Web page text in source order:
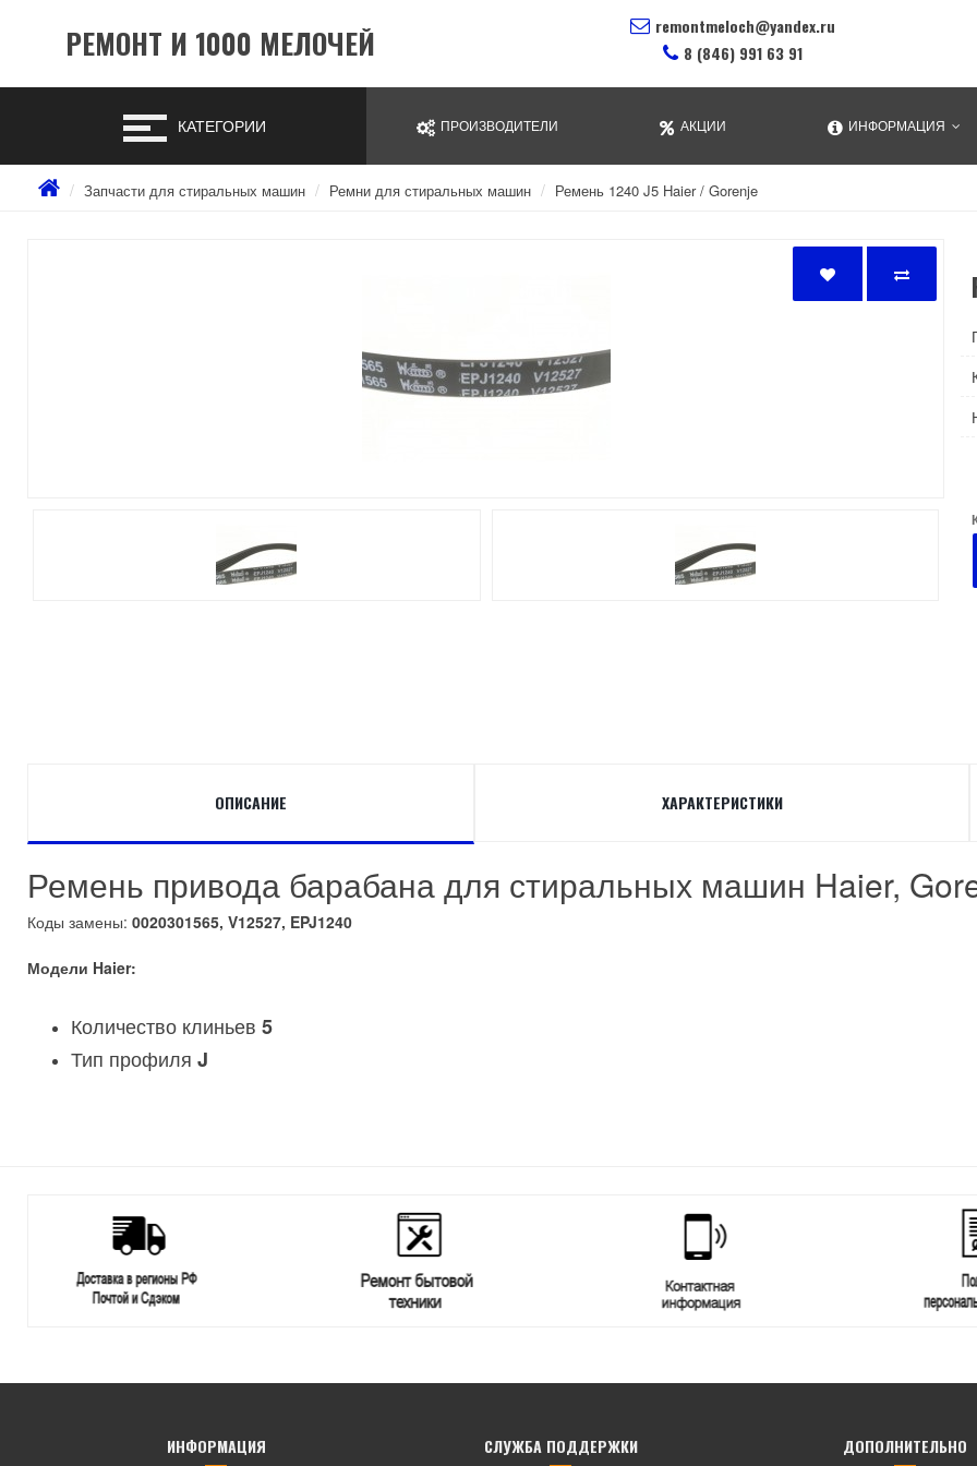
РЕМОНТ И 1000 МЕЛОЧЕЙ
remontmeloch@yandex.ru
8 (846) 991 63 91
КАТЕГОРИИ ПРОИЗВОДИТЕЛИ АКЦИИ ИНФОРМАЦИЯ
Запчасти для стиральных машин Ремни для стиральных машин Ремень 1240 J5 Haier / Gorenje
ОПИСАНИЕ ХАРАКТЕРИСТИКИ
Ремень привода барабана для стиральных машин Haier,
Коды замены: 0020301565, V12527, EPJ1240
Модели Haier:
Количество клиньев 5
Тип профиля J
ИНФОРМАЦИЯ СЛУЖБА ПОДДЕРЖКИ ДОПОЛНИТЕЛЬНО